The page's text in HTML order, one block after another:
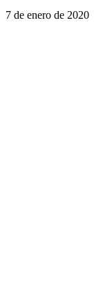
7 de enero de 2020